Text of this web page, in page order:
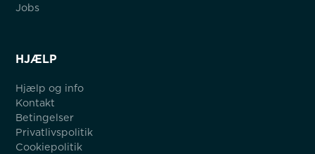
Jobs
HJÆLP
Hjælp og info
Kontakt
Betingelser
Privatlivspolitik
Cookiepolitik